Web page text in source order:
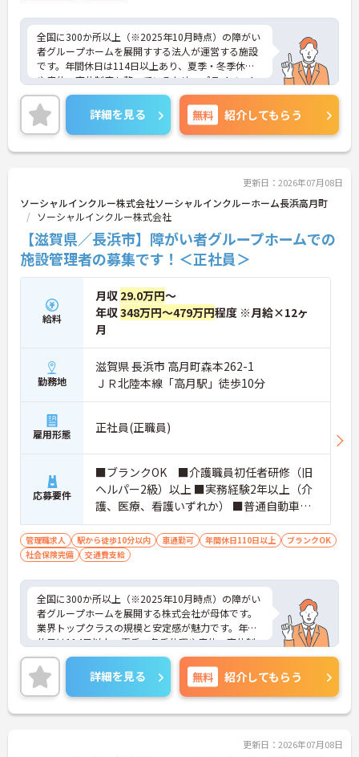
全国に300か所以上（※2025年10月時点）の障がい
者グループホームを展開すする法人が運営する施設
です。年間休日は114日以上あり、夏季・冬季休暇
や産休・育休制度も整っているため、プライベート
を大切にしながら長く働けます。20代からシニアま
で幅広い年代のスタッフが活躍しており、子育て中
の方も多いので、お互いに協力し合える温かい雰囲
気です。研修制度や外部勉強会の受講支援もあり、
働きながらスキルアップを目指せる環境が魅力。請
支援やスタッフの育成といった現場のマネジメント
業務に集中できます。これまでの経験や資格を活か
し、安定した環境でキャリアを築きたい方をお待ち
しています。ご興味のある方は詳細等をお伝えしま
すので、お気軽にお問い合わせください。
詳細を見る 無料 紹介してもらう
更新日：2026年07月08日
ソーシャルインクルー株式会社ソーシャルインクルーホーム長浜高月町
ソーシャルインクルー株式会社
【滋賀県／長浜市】障がい者グループホームでの
施設管理者の募集です！＜正社員＞
給料
月収 29.0万円～
年収348万円～479万円程度 ※月給×12ヶ
月
勤務地
滋賀県 長浜市 高月町森本262-1
ＪＲ北陸本線「高月駅」徒歩10分
雇用形態 正社員(正職員)
応募要件
■ブランクOK ■介護職員初任者研修（旧
ヘルパー2級）以上 ■実務経験2年以上（介
護、医療、看護いずれか） ■普通自動車運
転免許(AT限定可) ※管理業務に就かれて
いた方歓迎
管理職求人 駅から徒歩10分以内 車通勤可 年間休日110日以上
ブランクOK
社会保険完備
交通費支給
全国に300か所以上（※2025年10月時点）の障がい
者グループホームを展開する株式会社が母体です。
業界トップクラスの規模と安定感が魅力です。年間
休日は114日以上、夏季・冬季休暇や産休・育休制
度もしっかり整っており、プライベートとの両立も
可能。これまでのご経験を活かし、新しいキャリア
を築きたい方、ぜひご応募ください。20代から60代
まで、幅広い年代の方が活躍できる職場です。ご興
味のある方は詳細等をお伝えしますので、お気軽に
詳細を見る 無料 紹介してもらう
更新日：2026年07月08日